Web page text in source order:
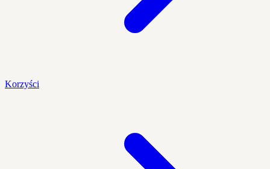
Korzyści